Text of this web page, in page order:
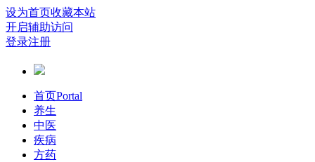
设为首页收藏本站
开启辅助访问
登录注册
首页Portal
养生
中医
疾病
方药